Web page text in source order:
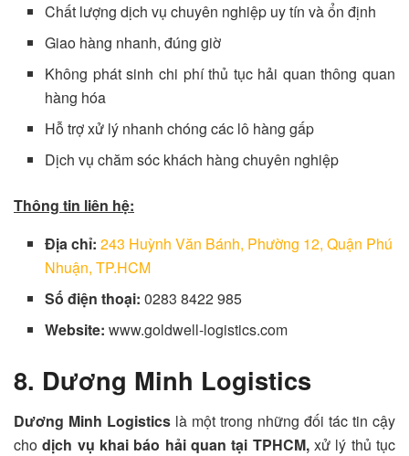
Chất lượng dịch vụ chuyên nghiệp uy tín và ổn định
Giao hàng nhanh, đúng giờ
Không phát sinh chi phí thủ tục hải quan thông quan
hàng hóa
Hỗ trợ xử lý nhanh chóng các lô hàng gấp
Dịch vụ chăm sóc khách hàng chuyên nghiệp
Thông tin liên hệ:
Địa chỉ:243 Huỳnh Văn Bánh, Phường 12, Quận Phú
Nhuận, TP.HCM
Số điện thoại:0283 8422 985
Website:www.goldwell-logistics.com
8. Dương Minh Logistics
Dương Minh Logistics là một trong những đối tác tin cậy
chodịch vụ khai báo hải quan tại TPHCM,xử lý thủ tục